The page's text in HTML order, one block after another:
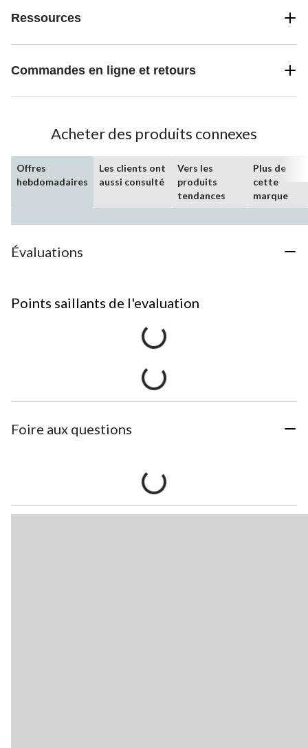
Ressources
Commandes en ligne et retours
Acheter des produits connexes
Offres
hebdomadaires
Les clients ont
aussi consulté
Vers les
produits
tendances
Plus de
cette
marque
Évaluations
Points saillants de l'evaluation
Foire aux questions